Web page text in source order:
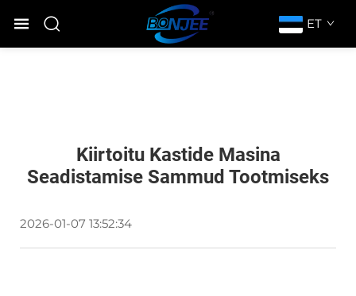
ET
Kiirtoitu Kastide Masina
Seadistamise Sammud Tootmiseks
2026-01-07 13:52:34